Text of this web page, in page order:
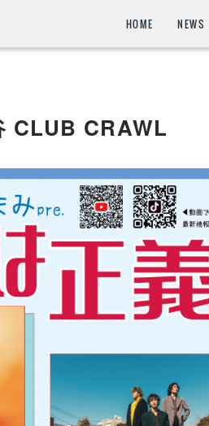
HOME NEWS
CLUB CRAWL